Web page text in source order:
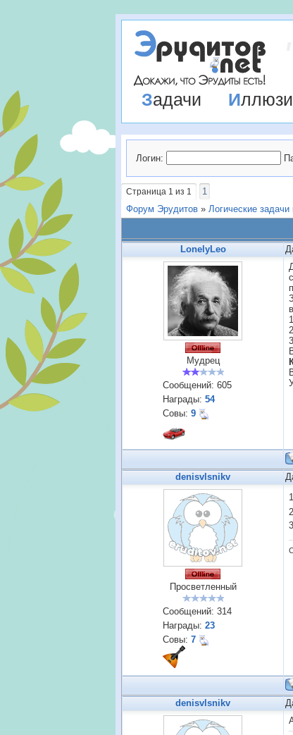
Задачи
Логин:
Страница 1 из 1
1
Форум Эрудитов » Логические
LonelyLeo
Мудрец
Сообщений: 605
Награды: 54
Совы: 9
denisvlsnikv
Просветленный
Сообщений: 314
Награды: 23
Совы: 7
denisvlsnikv